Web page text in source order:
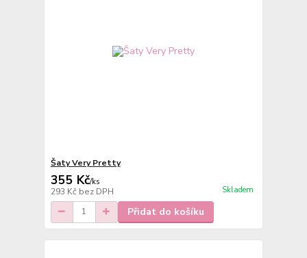
Šaty Very Pretty
355 Kč/ks
293 Kč bez DPH Skladem
Přidat do košíku